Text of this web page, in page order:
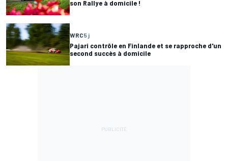
son Rallye à domicile !
WRC5 j
Pajari contrôle en Finlande et se rapproche d'un
second succès à domicile